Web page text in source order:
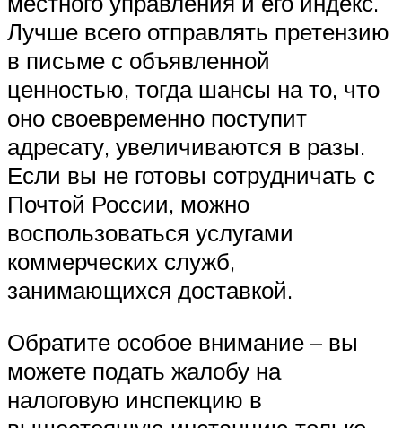
Лучше всего отправлять претензию
в письме с объявленной
ценностью, тогда шансы на то, что
оно своевременно поступит
адресату, увеличиваются в разы.
Если вы не готовы сотрудничать с
Почтой России, можно
воспользоваться услугами
коммерческих служб,
занимающихся доставкой.
Обратите особое внимание – вы
можете подать жалобу на
налоговую инспекцию в